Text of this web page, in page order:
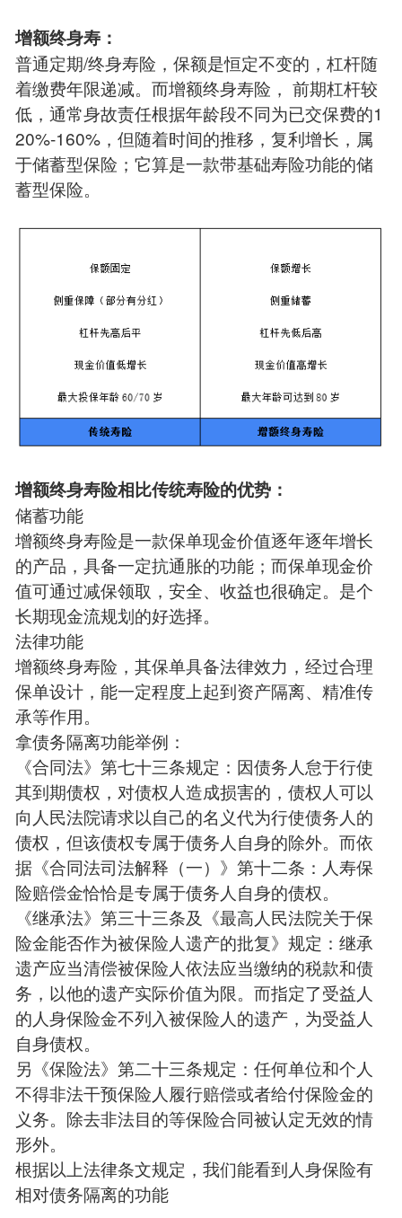
增额终身寿：
普通定期/终身寿险，保额是恒定不变的，杠杆随
着缴费年限递减。而增额终身寿险， 前期杠杆较
低，通常身故责任根据年龄段不同为已交保费的1
20%-160%，但随着时间的推移，复利增长，属
于储蓄型保险；它算是一款带基础寿险功能的储
蓄型保险。
增额终身寿险相比传统寿险的优势：
储蓄功能
增额终身寿险是一款保单现金价值逐年逐年增长
的产品，具备一定抗通胀的功能；而保单现金价
值可通过减保领取，安全、收益也很确定。是个
长期现金流规划的好选择。
法律功能
增额终身寿险，其保单具备法律效力，经过合理
保单设计，能一定程度上起到资产隔离、精准传
承等作用。
拿债务隔离功能举例：
《合同法》第七十三条规定：因债务人怠于行使
其到期债权，对债权人造成损害的，债权人可以
向人民法院请求以自己的名义代为行使债务人的
债权，但该债权专属于债务人自身的除外。而依
据《合同法司法解释（一）》第十二条：人寿保
险赔偿金恰恰是专属于债务人自身的债权。
《继承法》第三十三条及《最高人民法院关于保
险金能否作为被保险人遗产的批复》规定：继承
遗产应当清偿被保险人依法应当缴纳的税款和债
务，以他的遗产实际价值为限。而指定了受益人
的人身保险金不列入被保险人的遗产，为受益人
自身债权。
另《保险法》第二十三条规定：任何单位和个人
不得非法干预保险人履行赔偿或者给付保险金的
义务。除去非法目的等保险合同被认定无效的情
形外。
根据以上法律条文规定，我们能看到人身保险有
相对债务隔离的功能